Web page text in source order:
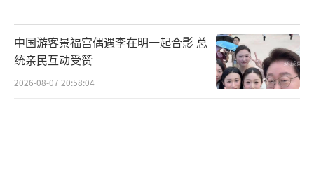
中国游客景福宫偶遇李在明一起合影 总
统亲民互动受赞
2026-08-07 20:58:04